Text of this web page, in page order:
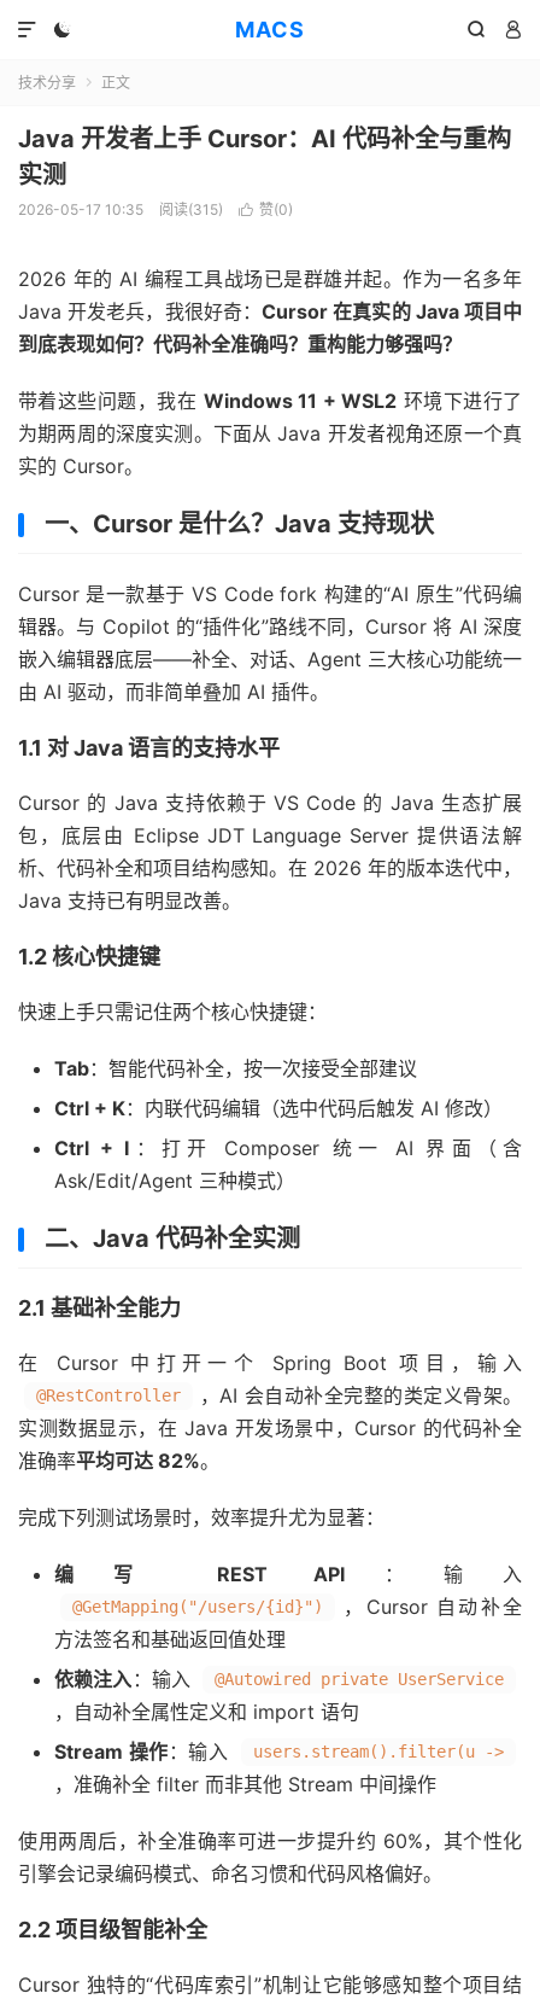
MACS
  

技术分享  正文
Java 开发者上手 Cursor：AI 代码补全与重构
实测
2026-05-17 10:35 阅读(315)  赞(0)
2026 年的 AI 编程工具战场已是群雄并起。作为一名多年
Java 开发老兵，我很好奇：Cursor 在真实的 Java 项目中
到底表现如何？代码补全准确吗？重构能力够强吗？
带着这些问题，我在 Windows 11 + WSL2 环境下进行了
为期两周的深度实测。下面从 Java 开发者视角还原一个真
实的 Cursor。
一、Cursor 是什么？Java 支持现状
Cursor 是一款基于 VS Code fork 构建的“AI 原生”代码编
辑器。与 Copilot 的“插件化”路线不同，Cursor 将 AI 深度
嵌入编辑器底层——补全、对话、Agent 三大核心功能统一
由 AI 驱动，而非简单叠加 AI 插件。
1.1 对 Java 语言的支持水平
Cursor 的 Java 支持依赖于 VS Code 的 Java 生态扩展
包，底层由 Eclipse JDT Language Server 提供语法解
析、代码补全和项目结构感知。在 2026 年的版本迭代中，
Java 支持已有明显改善。
1.2 核心快捷键
快速上手只需记住两个核心快捷键：
Tab：智能代码补全，按一次接受全部建议
Ctrl + K：内联代码编辑（选中代码后触发 AI 修改）
Ctrl + I ：打开 Composer 统一 AI 界面（含
Ask/Edit/Agent 三种模式）
二、Java 代码补全实测
2.1 基础补全能力
在 Cursor 中打开一个 Spring Boot 项目，输入
@RestController
，AI 会自动补全完整的类定义骨架。
实测数据显示，在 Java 开发场景中，Cursor 的代码补全
准确率平均可达 82%。
完成下列测试场景时，效率提升尤为显著：
编写 REST API：输入
@GetMapping("/users/{id}")
，Cursor 自动补全
方法签名和基础返回值处理
依赖注入 ：输入 @Autowired private UserService
，自动补全属性定义和 import 语句
Stream 操作 ：输入 users.stream().filter(u ->
，准确补全 filter 而非其他 Stream 中间操作
使用两周后，补全准确率可进一步提升约 60%，其个性化
引擎会记录编码模式、命名习惯和代码风格偏好。
2.2 项目级智能补全
Cursor 独特的“代码库索引”机制让它能够感知整个项目结